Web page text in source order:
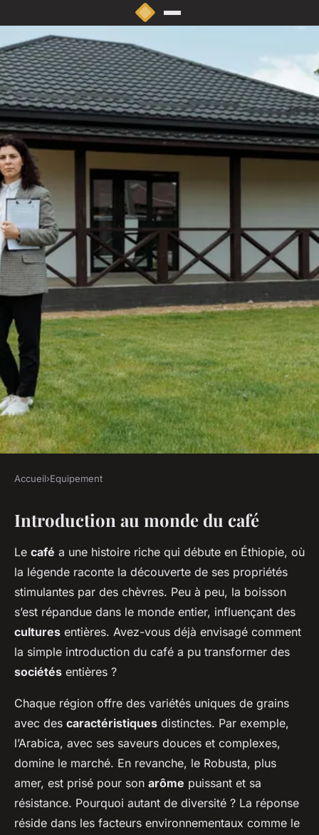
EQUIPEMENT
Perfectionnez Votre Café :
Guide Complet et Détaillé
étape par étape
24 avril 2025
Accueil›Equipement
Introduction au monde du café
Le café a une histoire riche qui débute en Éthiopie, où
la légende raconte la découverte de ses propriétés
stimulantes par des chèvres. Peu à peu, la boisson
s’est répandue dans le monde entier, influençant des
cultures entières. Avez-vous déjà envisagé comment
la simple introduction du café a pu transformer des
sociétés entières ?
Chaque région offre des variétés uniques de grains
avec des caractéristiques distinctes. Par exemple,
l’Arabica, avec ses saveurs douces et complexes,
domine le marché. En revanche, le Robusta, plus
amer, est prisé pour son arôme puissant et sa
résistance. Pourquoi autant de diversité ? La réponse
réside dans les facteurs environnementaux comme le